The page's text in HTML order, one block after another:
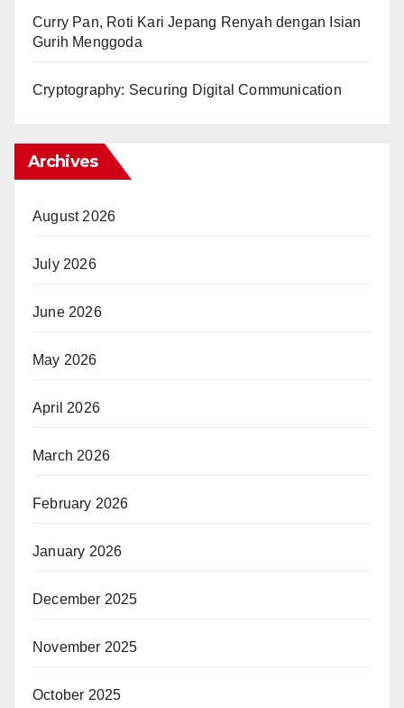
Curry Pan, Roti Kari Jepang Renyah dengan Isian
Gurih Menggoda
Cryptography: Securing Digital Communication
Archives
August 2026
July 2026
June 2026
May 2026
April 2026
March 2026
February 2026
January 2026
December 2025
November 2025
October 2025